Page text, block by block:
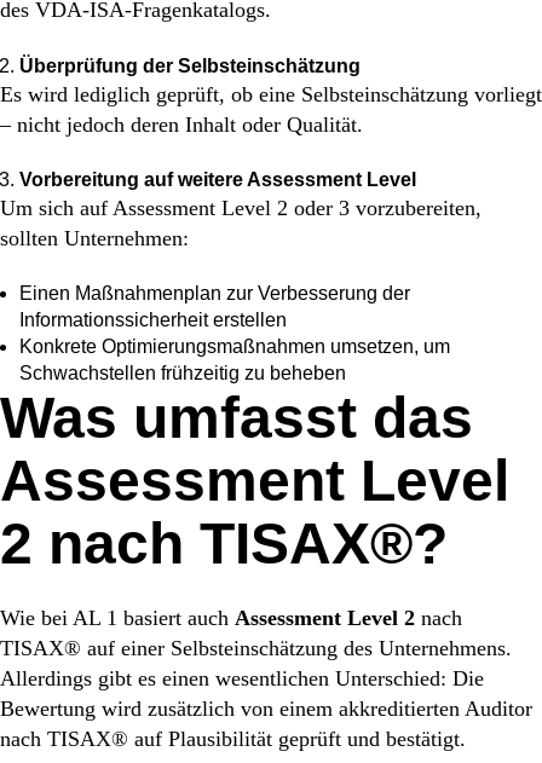
des VDA-ISA-Fragenkatalogs.
Überprüfung der Selbsteinschätzung
Es wird lediglich geprüft, ob eine Selbsteinschätzung vorliegt
– nicht jedoch deren Inhalt oder Qualität.
Vorbereitung auf weitere Assessment Level
Um sich auf Assessment Level 2 oder 3 vorzubereiten,
sollten Unternehmen:
Einen Maßnahmenplan zur Verbesserung der
Informationssicherheit erstellen
Konkrete Optimierungsmaßnahmen umsetzen, um
Schwachstellen frühzeitig zu beheben
Was umfasst das
Assessment Level
2 nach TISAX®?
Wie bei AL 1 basiert auch Assessment Level 2 nach
TISAX® auf einer Selbsteinschätzung des Unternehmens.
Allerdings gibt es einen wesentlichen Unterschied: Die
Bewertung wird zusätzlich von einem akkreditierten Auditor
nach TISAX® auf Plausibilität geprüft und bestätigt.